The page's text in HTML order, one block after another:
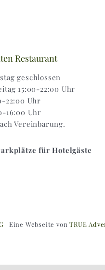
Restaurant
geschlossen
15:00-22:00 Uhr
22:00 Uhr
16:00 Uhr
Vereinbarung.
für Hotelgäste
| Eine Webseite vonTRUE